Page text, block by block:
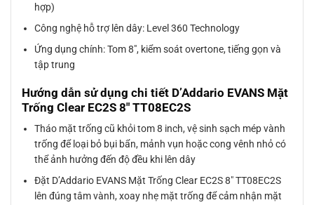
hợp)
Công nghệ hỗ trợ lên dây: Level 360 Technology
Ứng dụng chính: Tom 8″, kiểm soát overtone, tiếng gọn và
tập trung
Hướng dẫn sử dụng chi tiết D’Addario EVANS Mặt
Trống Clear EC2S 8″ TT08EC2S
Tháo mặt trống cũ khỏi tom 8 inch, vệ sinh sạch mép vành
trống để loại bỏ bụi bẩn, mảnh vụn hoặc cong vênh nhỏ có
thể ảnh hưởng đến độ đều khi lên dây
Đặt D’Addario EVANS Mặt Trống Clear EC2S 8″ TT08EC2S
lên đúng tâm vành, xoay nhẹ mặt trống để cảm nhận mặt